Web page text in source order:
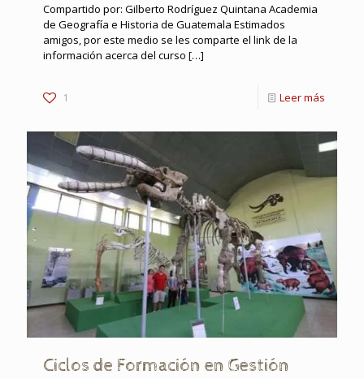
Compartido por: Gilberto Rodríguez Quintana Academia
de Geografía e Historia de Guatemala Estimados
amigos, por este medio se les comparte el link de la
información acerca del curso […]
1 Leer más
Ciclos de Formación en Gestión